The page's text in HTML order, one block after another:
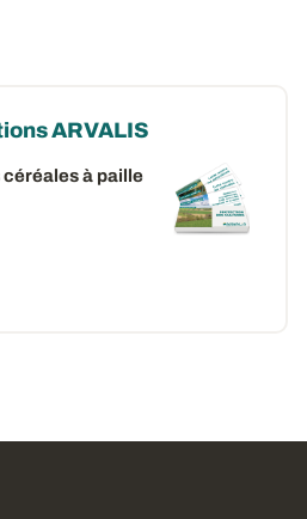
ARVALIS
à paille